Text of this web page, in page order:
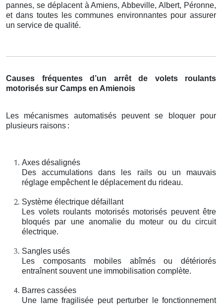
pannes, se déplacent à Amiens, Abbeville, Albert, Péronne,
et dans toutes les communes environnantes pour assurer
un service de qualité.
Causes fréquentes d’un arrêt de volets roulants
motorisés sur Camps en Amienois
Les mécanismes automatisés peuvent se bloquer pour
plusieurs raisons :
Axes désalignés
Des accumulations dans les rails ou un mauvais
réglage empêchent le déplacement du rideau.
Système électrique défaillant
Les volets roulants motorisés motorisés peuvent être
bloqués par une anomalie du moteur ou du circuit
électrique.
Sangles usés
Les composants mobiles abîmés ou détériorés
entraînent souvent une immobilisation complète.
Barres cassées
Une lame fragilisée peut perturber le fonctionnement